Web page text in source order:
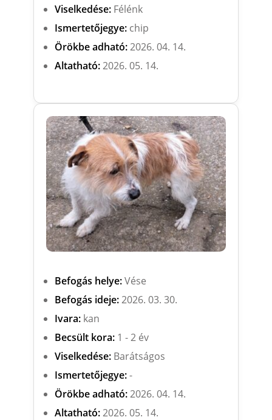
Viselkedése:Félénk
Ismertetőjegye:chip
Örökbe adható:2026. 04. 14.
Altatható:2026. 05. 14.
Befogás helye:Vése
Befogás ideje:2026. 03. 30.
Ivara:kan
Becsült kora:1 - 2 év
Viselkedése:Barátságos
Ismertetőjegye:-
Örökbe adható:2026. 04. 14.
Altatható:2026. 05. 14.